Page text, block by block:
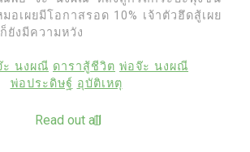
อเผยมีโอกาสรอด 10% เจ้าตัวฮึดสู้เผย
ยังมีความหวัง
ะ นงผณี ดาราสู้ชีวิต พ่อจ๊ะ นงผณี
พ่อประดิษฐ์ อุบัติเหตุ
Read out all